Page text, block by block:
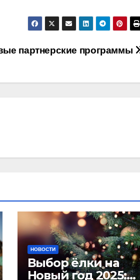
партнерские программы
НОВОСТИ
Выбор ёлки на
Новый год 2025: